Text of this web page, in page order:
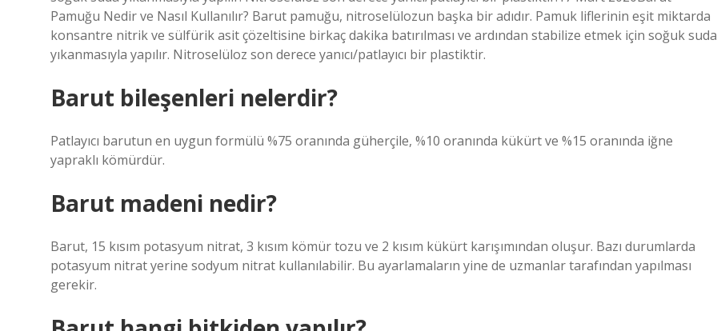
Pamuğu Nedir ve Nasıl Kullanılır? Barut pamuğu, nitroselülozun başka bir adıdır. Pamuk liflerinin eşit miktarda
konsantre nitrik ve sülfürik asit çözeltisine birkaç dakika batırılması ve ardından stabilize etmek için soğuk suda
yıkanmasıyla yapılır. Nitroselüloz son derece yanıcı/patlayıcı bir plastiktir.
Barut bileşenleri nelerdir?
Patlayıcı barutun en uygun formülü %75 oranında güherçile, %10 oranında kükürt ve %15 oranında iğne
yapraklı kömürdür.
Barut madeni nedir?
Barut, 15 kısım potasyum nitrat, 3 kısım kömür tozu ve 2 kısım kükürt karışımından oluşur. Bazı durumlarda
potasyum nitrat yerine sodyum nitrat kullanılabilir. Bu ayarlamaların yine de uzmanlar tarafından yapılması
gerekir.